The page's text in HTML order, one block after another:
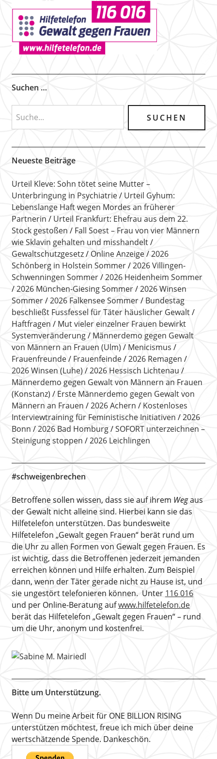
Suchen …
Neueste Beiträge
Urteil Kleve: Sohn tötet seine Mutter –
Unterbringung in Psychiatrie
Urteil Gyhum:
Lebenslange Haft wegen Mordes an früherer
Partnerin
Urteil Frankfurt: Ehefrau aus dem 22.
Stock gestoßen
Fall Soest – Frau von vier Männern
wie Sklavin gehalten und misshandelt
Gewaltschutzgesetz
Online Anzeige
2026
Schönberg in Holstein Sommer
2026 Villingen-
Schwenningen Sommer
2026 Heidenheim Sommer
2026 München-Giesing Sommer
2026 Winsen
Sommer
2026 Falkensee Sommer
Bundestag
beschließt Fussfessel für Täter häuslicher Gewalt
Haftfragen
Mut vieler einzelner Frauen bewirkt
Systemveränderung
Männerdemo gegen Gewalt
von Männern an Frauen (Ulm)
Menicismus
Frauenfreunde
Frauenfeinde
2026 Remagen
2026 Winsen (Luhe)
2026 Hessisch Lichtenau
Männerdemo gegen Gewalt von Männern an Frauen
(Konstanz)
Erste Männerdemo gegen Gewalt von
Männern an Frauen
2026 Achern
Kostenloses
Interviewtraining für Feministische Initiativen
2026
Bonn
2026 Bad Homburg
SOFORT unterzeichnen –
Steinigung stoppen
2026 Leichlingen
#schweigenbrechen
Betroffene sollen wissen, dass sie auf ihrem Wegaus
der Gewalt nicht alleine sind. Hierbei kann sie das
Hilfetelefon unterstützen. Das bundesweite
Hilfetelefon „Gewalt gegen Frauen“ berät rund um
die Uhr zu allen Formen von Gewalt gegen Frauen. Es
ist wichtig, dass die Betroffenen jederzeit jemanden
erreichen können und Hilfe erhalten. Zum Beispiel
dann, wenn der Täter gerade nicht zu Hause ist, und
sie ungestört telefonieren können. Unter 116 016
und per Online-Beratung aufwww.hilfetelefon.de
berät das Hilfetelefon „Gewalt gegen Frauen“ – rund
um die Uhr, anonym und kostenfrei.
Bitte um Unterstützung.
Wenn Du meine Arbeit für ONE BILLION RISING
unterstützen möchtest, freue ich mich über deine
wertschätzende Spende. Dankeschön.